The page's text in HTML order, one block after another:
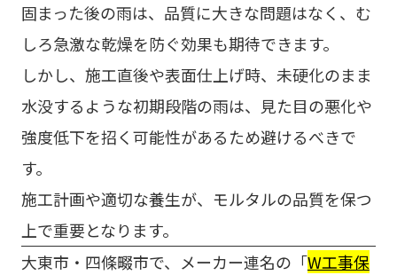
固まった後の雨は、品質に大きな問題はなく、む
しろ急激な乾燥を防ぐ効果も期待できます。
しかし、施工直後や表面仕上げ時、未硬化のまま
水没するような初期段階の雨は、見た目の悪化や
強度低下を招く可能性があるため避けるべきで
す。
施工計画や適切な養生が、モルタルの品質を保つ
上で重要となります。
大東市・四條畷市で、メーカー連名の「W工事保